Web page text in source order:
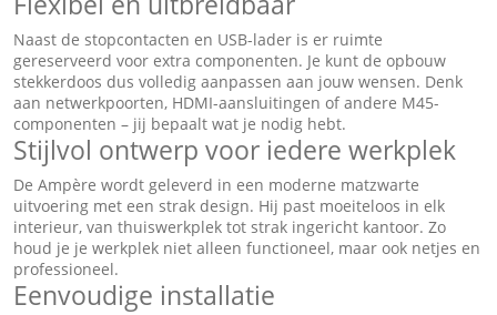
Naast de stopcontacten en USB-lader is er ruimte
gereserveerd voor extra componenten. Je kunt de opbouw
stekkerdoos dus volledig aanpassen aan jouw wensen. Denk
aan netwerkpoorten, HDMI-aansluitingen of andere M45-
componenten – jij bepaalt wat je nodig hebt.
Stijlvol ontwerp voor iedere werkplek
De Ampère wordt geleverd in een moderne matzwarte
uitvoering met een strak design. Hij past moeiteloos in elk
interieur, van thuiswerkplek tot strak ingericht kantoor. Zo
houd je je werkplek niet alleen functioneel, maar ook netjes en
professioneel.
Eenvoudige installatie